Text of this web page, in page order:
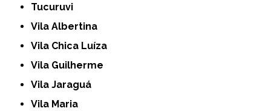
Tucuruvi
Vila Albertina
Vila Chica Luíza
Vila Guilherme
Vila Jaraguá
Vila Maria